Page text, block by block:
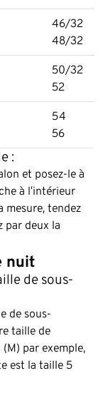
46/32
48/32
50/32
52
54
56
:
et posez-le à
à l’intérieur
mesure, tendez
par deux la
nuit
de sous-
de sous-
taille de
par exemple,
est la taille 5